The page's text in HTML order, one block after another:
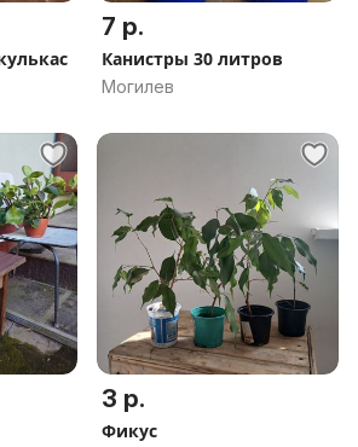
7 р.
Канистры 30 литров
Могилев
3 р.
Фикус